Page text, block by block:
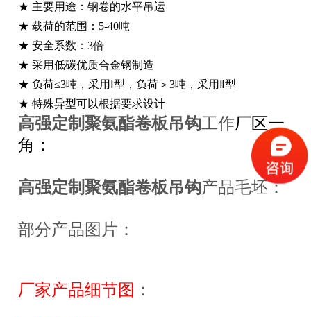
★ 主要用途：钢卷的水平吊运
★ 载荷的范围：5-40吨
★ 安全系数：3倍
★ 采用低碳优质合金钢制造
★ 负荷≤3吨，采用Ⅰ型，负荷＞3吨，采用Ⅱ型
★ 特殊异型可以根据要求设计
高强定制聚氨酯卷板吊钩工作厂区一
角：
高强定制聚氨酯卷板吊钩产品毛坯：
部分产品图片：
厂家产品细节图 ：